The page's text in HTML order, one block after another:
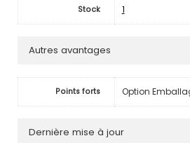
Stock 1
Autres avantages
Points forts Option
Dernière mise à jour